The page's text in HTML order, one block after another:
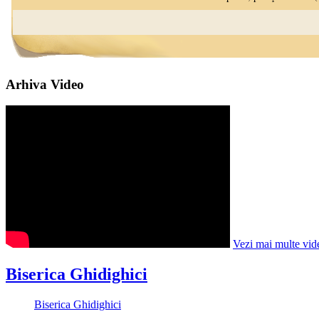
Arhiva Video
Vezi mai multe
Biserica Ghidighici
Biserica Ghidighici